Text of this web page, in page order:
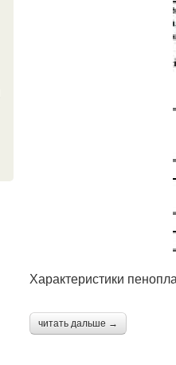
Характеристики
читать дальше →